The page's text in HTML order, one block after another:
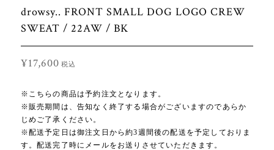
drowsy.. FRONT SMALL DOG LOGO CREW
SWEAT / 22AW / BK
¥17,600 税込
※こちらの商品は予約注文となります。
※販売期間は、告知なく終了する場合がございますのであらか
じめご了承ください。
※配送予定日は御注文日から約3週間後の配送を予定しておりま
す。配送完了時にメールをお送りさせていただきます。